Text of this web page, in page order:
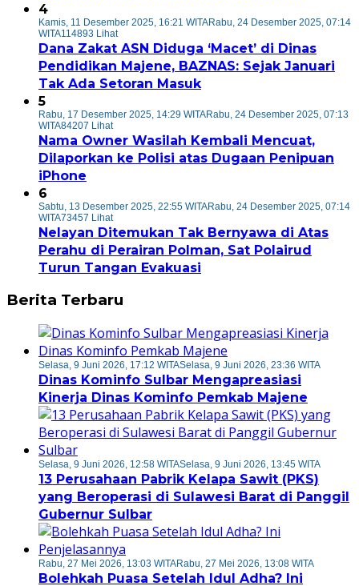
4
Kamis, 11 Desember 2025, 16:21 WITARabu, 24 Desember 2025, 07:14
WITA114893 Lihat
Dana Zakat ASN Diduga ‘Macet’ di Dinas
Pendidikan Majene, BAZNAS: Sejak Januari
Tak Ada Setoran Masuk
5
Rabu, 17 Desember 2025, 14:29 WITARabu, 24 Desember 2025, 07:13
WITA84207 Lihat
Nama Owner Wasilah Kembali Mencuat,
Dilaporkan ke Polisi atas Dugaan Penipuan
iPhone
6
Sabtu, 13 Desember 2025, 22:55 WITARabu, 24 Desember 2025, 07:14
WITA73457 Lihat
Nelayan Ditemukan Tak Bernyawa di Atas
Perahu di Perairan Polman, Sat Polairud
Turun Tangan Evakuasi
Berita Terbaru
Selasa, 9 Juni 2026, 17:12 WITASelasa, 9 Juni 2026, 23:36 WITA
Dinas Kominfo Sulbar Mengapreasiasi
Kinerja Dinas Kominfo Pemkab Majene
Selasa, 9 Juni 2026, 12:58 WITASelasa, 9 Juni 2026, 13:45 WITA
13 Perusahaan Pabrik Kelapa Sawit (PKS)
yang Beroperasi di Sulawesi Barat di Panggil
Gubernur Sulbar
Rabu, 27 Mei 2026, 13:03 WITARabu, 27 Mei 2026, 13:08 WITA
Bolehkah Puasa Setelah Idul Adha? Ini